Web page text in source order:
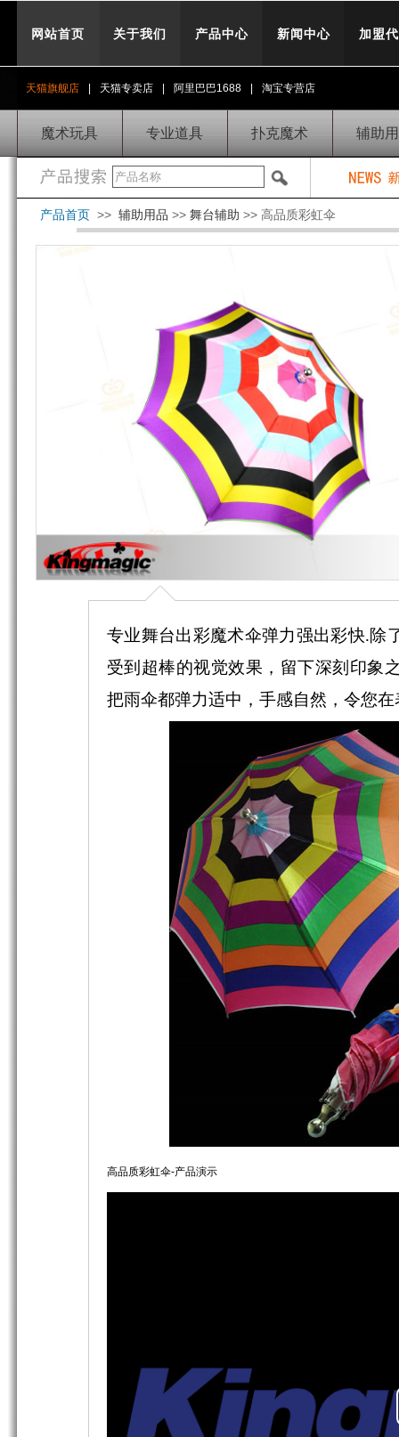
网站首页 关于我们 产品中心 新闻中心 加盟
天猫旗舰店 天猫专卖店 阿里巴巴1688 淘宝专营店
魔术玩具 专业道具 扑克魔术 辅助
产品首页 >> 辅助用品 >> 舞台辅助 >> 高品质彩虹伞
专业舞台出彩魔术伞弹力强出彩快.除
受到超棒的视觉效果，留下深刻印象
把雨伞都弹力适中，手感自然，令您
高品质彩虹伞-产品演示